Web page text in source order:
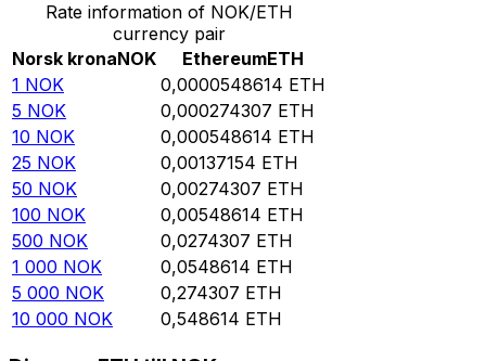
Rate information of NOK/ETH
currency pair
Norsk kronaNOK EthereumETH
1 NOK 0,0000548614 ETH
5 NOK 0,000274307 ETH
10 NOK 0,000548614 ETH
25 NOK 0,00137154 ETH
50 NOK 0,00274307 ETH
100 NOK 0,00548614 ETH
500 NOK 0,0274307 ETH
1 000 NOK 0,0548614 ETH
5 000 NOK 0,274307 ETH
10 000 NOK 0,548614 ETH